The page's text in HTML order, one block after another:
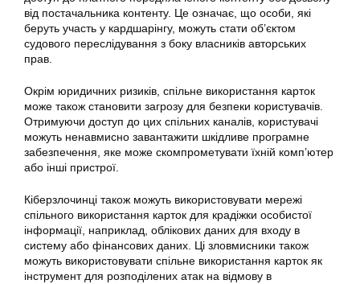
від постачальника контенту. Це означає, що особи, які
беруть участь у кардшарінгу, можуть стати об’єктом
судового переслідування з боку власників авторських
прав.
Окрім юридичних ризиків, спільне використання карток
може також становити загрозу для безпеки користувачів.
Отримуючи доступ до цих спільних каналів, користувачі
можуть ненавмисно завантажити шкідливе програмне
забезпечення, яке може скомпрометувати їхній комп’ютер
або інші пристрої.
Кіберзлочинці також можуть використовувати мережі
спільного використання карток для крадіжки особистої
інформації, наприклад, облікових даних для входу в
систему або фінансових даних. Ці зловмисники також
можуть використовувати спільне використання карток як
інструмент для розподілених атак на відмову в